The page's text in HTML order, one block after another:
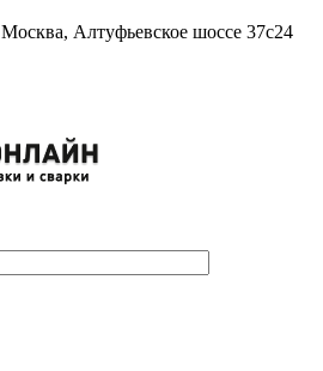
Москва, Алтуфьевское шоссе 37с24